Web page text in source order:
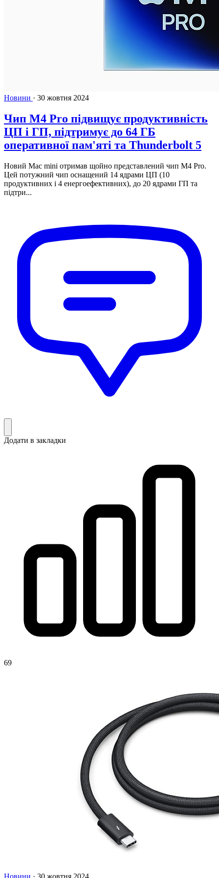
Новини · 30 жовтня 2024
Чип M4 Pro підвищує продуктивність
ЦП і ГП, підтримує до 64 ГБ
оперативної пам'яті та Thunderbolt 5
Новий Mac mini отримав щойно представлений чип M4 Pro.
Цей потужний чип оснащений 14 ядрами ЦП (10
продуктивних і 4 енергоефективних), до 20 ядрами ГП та
підтри...
Додати в закладки
69
Новини · 30 жовтня 2024